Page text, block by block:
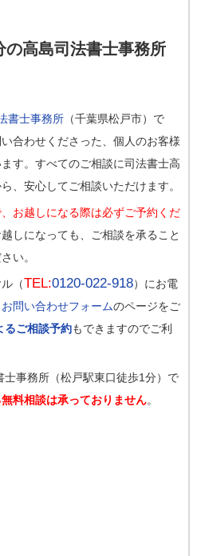
の高島司法書士事務所
書士事務所 （千葉県松戸市）で
合わせくださった、個人のお客様
す。すべてのご相談に司法書士高
、安心してご相談いただけます。
お越しになる際は必ずご予約くだ
しになっても、ご相談を承ること
い。
（TEL:0120-022-918）にお電
問い合わせフォームのページをご
るご相談予約もできますのでご利
事務所（松戸駅東口徒歩1分）で
料相談は承っておりません。